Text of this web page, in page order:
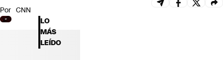
Por CNN
LO
MÁS
LEÍDO